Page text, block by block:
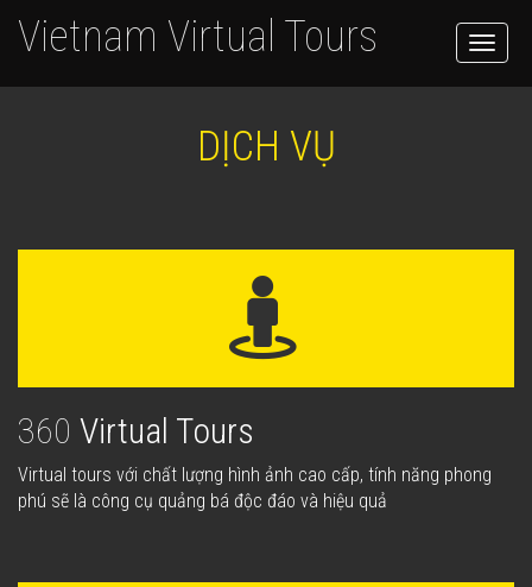
Toggle
Vietnam Virtual Tours
DỊCH VỤ
360 Virtual Tours
Virtual tours với chất lượng hình ảnh cao cấp, tính năng phong
phú sẽ là công cụ quảng bá độc đáo và hiệu quả